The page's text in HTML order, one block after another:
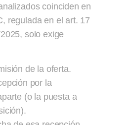
coinciden en
regulada en el art. 17
solo exige
de la oferta.
por la
(o la puesta a